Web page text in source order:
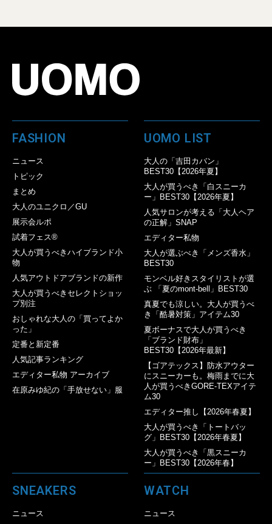
FASHION
ニュース
トピック
まとめ
大人のユニクロ／GU
展示会ルポ
試着フェス®︎
大人が買うべきハイブランド小
物
人気アウトドアブランドの新作
大人が買うべきセレクトショッ
プ別注
おしゃれな大人の「買ってよか
った」
定番と新定番
人気記事ランキング
エディター私物 アーカイブ
在原みゆ紀の「手放せない」服
UOMO LIST
大人の「吉田カバン」
BEST30【2026年夏】
大人が買うべき「白スニーカ
ー」BEST30【2026年夏】
人気サロンが考える「大人ヘア
の正解」SNAP
エディター私物
大人が選ぶべき「メンズ香水」
BEST30
モンベル好きスタイリストが選
ぶ 「夏のmont-bell」BEST30
真夏でも涼しい。大人が買うべ
き「酷暑対策」アイテム30
夏ボーナスで大人が買うべき
「ブランド財布」
BEST30【2026年最新】
【ゴアテックス】防水アウター
にスニーカーも。梅雨までに大
人が買うべきGORE-TEXアイテ
ム30
エディター推し【2026年春夏】
大人が買うべき「トートバッ
グ」BEST30【2026年春夏】
大人が買うべき「黒スニーカ
ー」BEST30【2026年春】
SNEAKERS
ニュース
WATCH
ニュース